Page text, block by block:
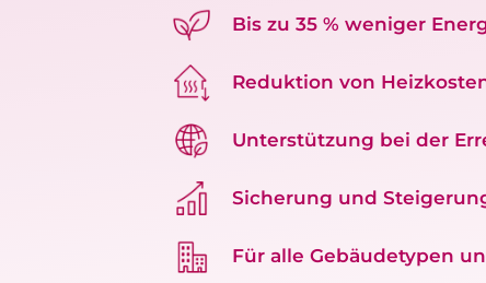
Bis zu 35 % weniger
Reduktion von
Unterstützung bei der
Sicherung und
Für alle Gebäudetypen